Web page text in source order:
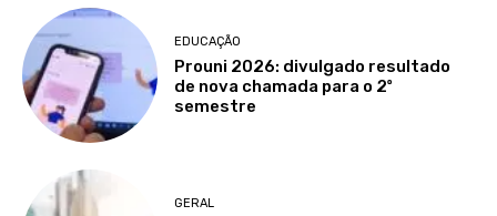
EDUCAÇÃO
Prouni 2026: divulgado resultado
de nova chamada para o 2º
semestre
GERAL